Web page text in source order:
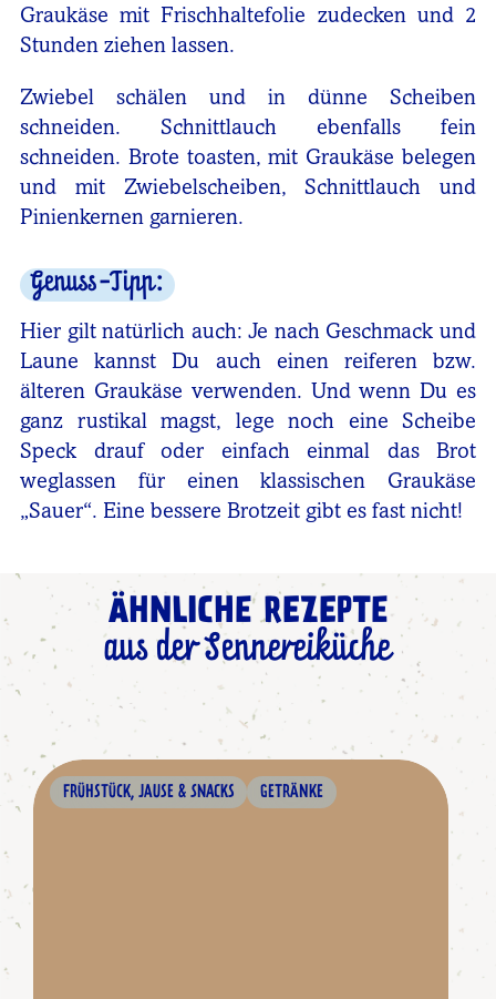
Graukäse mit Frischhaltefolie zudecken und 2
Stunden ziehen lassen.
Zwiebel schälen und in dünne Scheiben
schneiden. Schnittlauch ebenfalls fein
schneiden. Brote toasten, mit Graukäse belegen
und mit Zwiebelscheiben, Schnittlauch und
Pinienkernen garnieren.
Genuss-Tipp:
Hier gilt natürlich auch: Je nach Geschmack und
Laune kannst Du auch einen reiferen bzw.
älteren Graukäse verwenden. Und wenn Du es
ganz rustikal magst, lege noch eine Scheibe
Speck drauf oder einfach einmal das Brot
weglassen für einen klassischen Graukäse
„Sauer“. Eine bessere Brotzeit gibt es fast nicht!
ÄHNLICHE REZEPTE
aus der Sennereiküche
FRÜHSTÜCK, JAUSE & SNACKS GETRÄNKE